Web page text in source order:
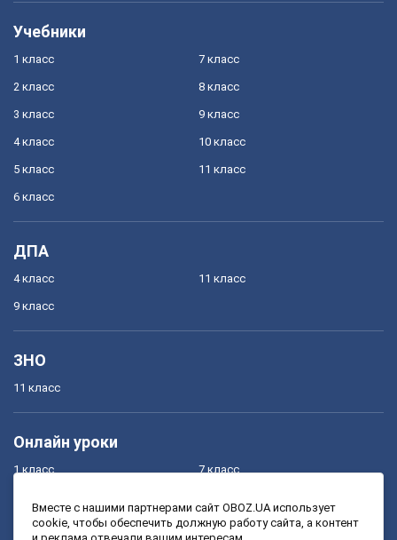
Учебники
1 класс
2 класс
3 класс
4 класс
5 класс
6 класс
7 класс
8 класс
9 класс
10 класс
11 класс
ДПА
4 класс
9 класс
11 класс
ЗНО
11 класс
Онлайн уроки
1 класс
3 класс
7 класс
9 класс
Вместе с нашими партнерами сайт OBOZ.UA использует
cookie, чтобы обеспечить должную работу сайта, а контент